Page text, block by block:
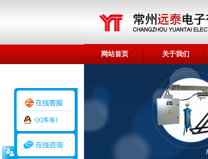
网站首页 关于我们
QQ客服1